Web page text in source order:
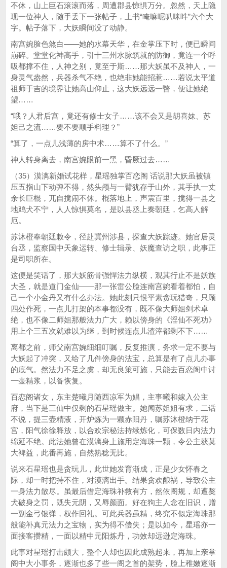
不休，山上巨石滚滚而落，周遭郡县惊惧万分。忽然，天上隐
现一位神人，随手丢下一张帖子，上书“唵嘛呢叭咪吽”六个大
字。帖子落下，大妖瞬间没了动静。
南宫婉脸色煞白——她的水幕天华，在金掌压下时，便已瞬间
崩碎。堂堂化神高手，引十三州水脉筑就的防御，竟连一个呼
吸都撑不住，人神之别，竟至于斯……那大妖虽不及神人，一
身灵气盎然，兵器杀气不绝，也绝非她能招惹……若说太平道
祖师于吉的境界让她高山仰止，这大妖远远一瞥，便让她绝
望……
“哦？人君后宫，竟还有修士女子……该不会又是胡喜妹、苏
妲己之流……要不要顺手料理？”
“算了，一点儿浅薄的房中术……算不了什么。”
神人转身离去，南宫婉眼前一黑，昏厥过去……
（35）漠漓新婚试花样，星瑶独掌百恋阁 话说那大妖虽被镇
压五指山下动弹不得，然头颅与一臂犹存于山外，其手执一丈
余长巨棍，兀自搅闹不休。棍落地上，声震百里，搅得一县之
地鸡犬不宁，人人惊惧莫名，是以县丞上奏朝廷，乞高人解
厄。
苏沐橙奉朝廷敕令，径赴冀州涉县，探查大妖踪迹。她官居灵
台丞，监察国中天象运转、修士辑录、妖魔查访之职，此事正
是司职所在。
这便是笑话了，那大妖筋骨强悍法力纵横，观其行止不是妖族
大圣，就是道门金仙——那一张雷公脸连南宫婉看着都怕，自
己一个小金丹又有什么办法。她此刻只恨平素贪玩猎奇，只顾
四处作死，一点儿打架的本事都没有，既不像大师姐剑术卓
绝，也不像二师姐那般法力广大，赖以傍身的《淫仙不死功》
用上个三五次就难以为继，到时候连点儿渣滓都剩不下……
离都之前，师父南宫婉细细叮嘱，反复推演，务求一定不要与
大妖起了冲突，又给了几件傍身的法宝，总算是有了点儿办事
的底气。然法力不足之虞，却无良策可施，只能去百恋阁中讨
一壶精浆，以备恢复。
百恋阁诸女，东主楚曦月随西凉军为娼，主事曦和嫁入公主
府，当下是三仙中仅剩的石星瑶做主。她闻苏姐姐有求，二话
不说，提三壶精液，开炉炼为一颗赤阳丹，嘱苏沐橙纳于花
宫，阳气徐徐释放，以合欢宗秘法持续炼化，可保数日内法力
绵延不绝。此法她曾在漠漓身上施用定海珠一颗，令公主获莫
大裨益，此番再施，自然熟稔无比。
说来石星瑶也是贪玩儿，此世她发育渐成，正是少女怀春之
际，却一时把持不住，对漠漓出手。结果贪欢酿祸，导致公主
一身法力散尽。虽最后借定海珠补救有方，然依阁规，却遭獒
犬破身之罚，既失元阴，又辱颜面。好在狗主人念在旧识，赠
一副金弓银弹，权作回礼。可此兵器虽精，终究不似定海珠那
般能补真元法力之宝物，实为得不偿失；是以如今，星瑶亦一
面接客攒精，一面以精中元阳炼丹，功效却远逊定海珠。
此事对星瑶打击颇大，整个人却也因此成熟起来，再加上亲掌
阁中大小事务，逐渐也多了些一阁之首的架势，脸上稚嫩逐渐